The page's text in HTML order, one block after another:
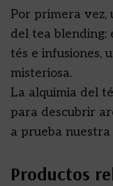
Por primera vez,
del tea blending:
tés e infusiones,
misteriosa.
La alquimia del
para descubrir
a prueba
Productos